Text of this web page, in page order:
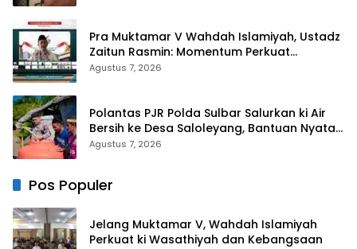
Pra Muktamar V Wahdah Islamiyah, Ustadz
Zaitun Rasmin: Momentum Perkuat
Konsolidasi dan Evaluasi Perjalanan
Agustus 7, 2026
Polantas PJR Polda Sulbar Salurkan ki Air
Bersih ke Desa Saloleyang, Bantuan Nyata
di Tengah Musim Kemarau
Agustus 7, 2026
Pos Populer
Jelang Muktamar V, Wahdah Islamiyah
Perkuat ki Wasathiyah dan Kebangsaan